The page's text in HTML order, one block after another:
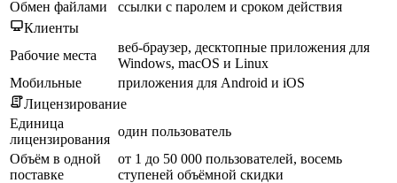
Обмен файлами
ссылки с паролем и сроком действия
Клиенты
Рабочие места
веб-браузер, десктопные приложения для
Windows, macOS и Linux
Мобильные
приложения для Android и iOS
Лицензирование
Единица
лицензирования
один пользователь
Объём в одной
поставке
от 1 до 50 000 пользователей, восемь
ступеней объёмной скидки